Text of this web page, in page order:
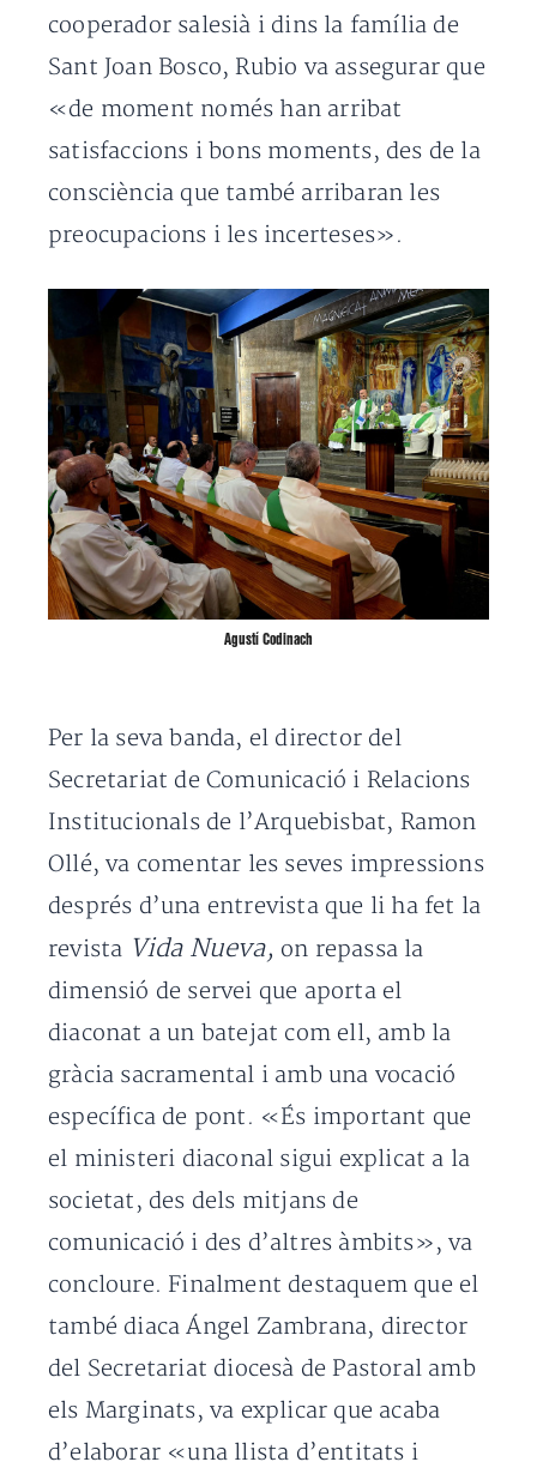
cooperador salesià i dins la família de
Sant Joan Bosco, Rubio va assegurar que
«de moment només han arribat
satisfaccions i bons moments, des de la
consciència que també arribaran les
preocupacions i les incerteses».
Agustí Codinach
Per la seva banda, el director del
Secretariat de Comunicació i Relacions
Institucionals de l’Arquebisbat, Ramon
Ollé, va comentar les seves impressions
després d’una entrevista que li ha fet la
revista Vida Nueva, on repassa la
dimensió de servei que aporta el
diaconat a un batejat com ell, amb la
gràcia sacramental i amb una vocació
específica de pont. «És important que
el ministeri diaconal sigui explicat a la
societat, des dels mitjans de
comunicació i des d’altres àmbits», va
concloure. Finalment destaquem que el
també diaca Ángel Zambrana, director
del Secretariat diocesà de Pastoral amb
els Marginats, va explicar que acaba
d’elaborar «una llista d’entitats i